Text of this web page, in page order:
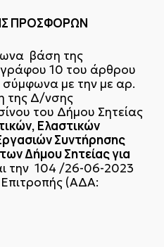
ΠΡΟΣΦΟΡΩΝ
βάση της
10 του άρθρου
με την με αρ.
της Δ/νσης
του Δήμου Σητείας
Ελαστικών
Συντήρησης
Δήμου Σητείας για
την 104 /26-06-2023
(ΑΔΑ: